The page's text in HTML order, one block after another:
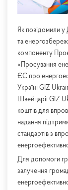
Як повідомили у
та
компоненту
«Просування
ЄС про
Україні GIZ
Швейцарії GIZ
коштів для
надання
стандартів з
Для допомоги
залучення